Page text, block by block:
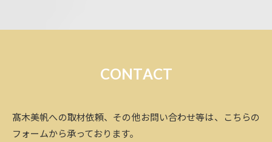
CONTACT
髙木美帆への取材依頼、その他お問い合わせ等は、こちらの
フォームから承っております。